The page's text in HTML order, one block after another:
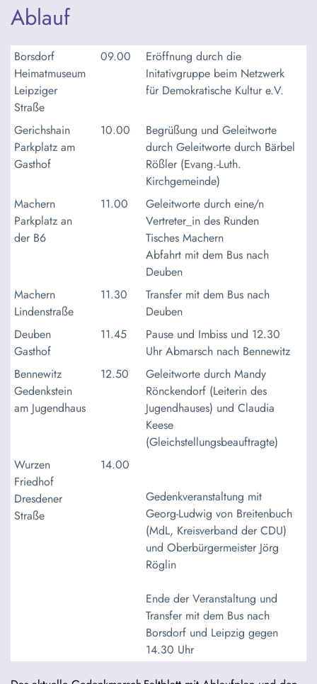
Ablauf
Borsdorf
Heimatmuseum
Leipziger
Straße
09.00
Eröffnung durch die
Initativgruppe beim Netzwerk
für Demokratische Kultur e.V.
Gerichshain
Parkplatz am
Gasthof
10.00
Begrüßung und Geleitworte
durch Geleitworte durch Bärbel
Rößler (Evang.-Luth.
Kirchgemeinde)
Machern
Parkplatz an
der B6
11.00
Geleitworte durch eine/n
Vertreter_in des Runden
Tisches Machern
Abfahrt mit dem Bus nach
Deuben
Machern
Lindenstraße
11.30
Transfer mit dem Bus nach
Deuben
Deuben
Gasthof
11.45
Pause und Imbiss und 12.30
Uhr Abmarsch nach Bennewitz
Bennewitz
Gedenkstein
am Jugendhaus
12.50
Geleitworte durch Mandy
Rönckendorf (Leiterin des
Jugendhauses) und Claudia
Keese
(Gleichstellungsbeauftragte)
Wurzen
Friedhof
Dresdener
Straße
14.00
Gedenkveranstaltung mit
Georg-Ludwig von Breitenbuch
(MdL, Kreisverband der CDU)
und Oberbürgermeister Jörg
Röglin
Ende der Veranstaltung und
Transfer mit dem Bus nach
Borsdorf und Leipzig gegen
14.30 Uhr